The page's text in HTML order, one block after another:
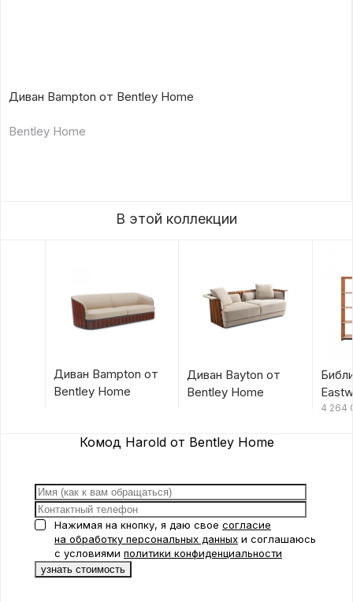
Диван Bampton от Bentley Home
Bentley Home
В этой коллекции
Диван Bampton от
Bentley Home
Диван Bayton от
Bentley Home
Home
4 264
Комод Harold от Bentley Home
Нажимая на кнопку, я даю свое согласие
на обработку персональных данных и соглашаюсь
с условиями политики конфиденциальности